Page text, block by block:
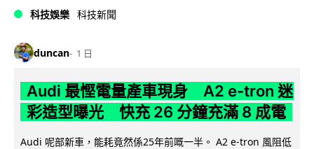
科技娛樂 科技新聞
duncan 1 日
Audi 最慳電量產車現身 A2 e-tron 迷
彩造型曝光 快充 26 分鐘充滿 8 成電
Audi 呢部新車，能耗竟然係25年前嘅一半。 A2 e-tron 風阻低